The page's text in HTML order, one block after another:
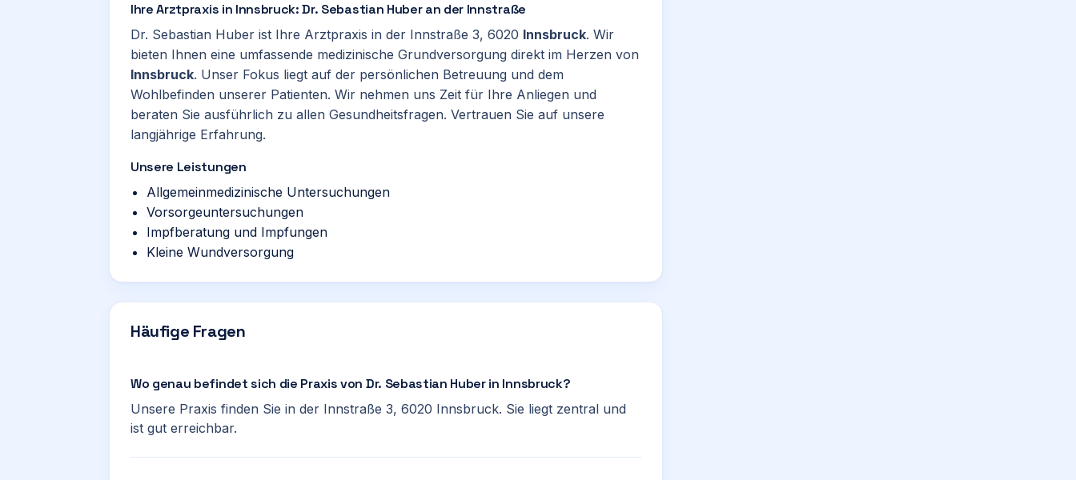
Ihre Arztpraxis in Innsbruck: Dr. Sebastian Huber an der Innstraße
Dr. Sebastian Huber ist Ihre Arztpraxis in der Innstraße 3, 6020 Innsbruck. Wir
bieten Ihnen eine umfassende medizinische Grundversorgung direkt im Herzen von
Innsbruck. Unser Fokus liegt auf der persönlichen Betreuung und dem
Wohlbefinden unserer Patienten. Wir nehmen uns Zeit für Ihre Anliegen und
beraten Sie ausführlich zu allen Gesundheitsfragen. Vertrauen Sie auf unsere
langjährige Erfahrung.
Unsere Leistungen
Allgemeinmedizinische Untersuchungen
Vorsorgeuntersuchungen
Impfberatung und Impfungen
Kleine Wundversorgung
Häufige Fragen
Wo genau befindet sich die Praxis von Dr. Sebastian Huber in Innsbruck?
Unsere Praxis finden Sie in der Innstraße 3, 6020 Innsbruck. Sie liegt zentral und
ist gut erreichbar.